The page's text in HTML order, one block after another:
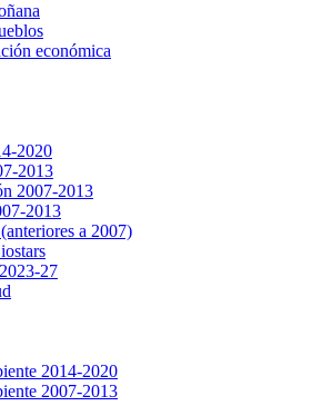
económica
2020
2013
2007-2013
2013
a 2007)
27
2014-2020
2007-2013